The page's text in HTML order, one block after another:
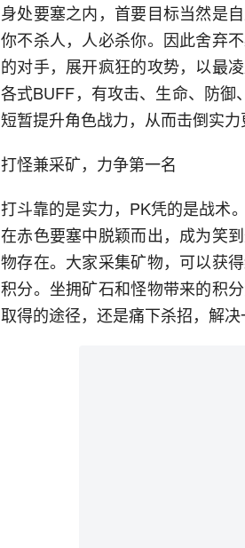
身处要塞之内，首要目标当然是
你不杀人，人必杀你。因此舍弃
的对手，展开疯狂的攻势，以最
各式BUFF，有攻击、生命、防御
短暂提升角色战力，从而击倒实
打怪兼采矿，力争第一名
打斗靠的是实力，PK凭的是战术
在赤色要塞中脱颖而出，成为笑
物存在。大家采集矿物，可以获
积分。坐拥矿石和怪物带来的积
取得的途径，还是痛下杀招，解